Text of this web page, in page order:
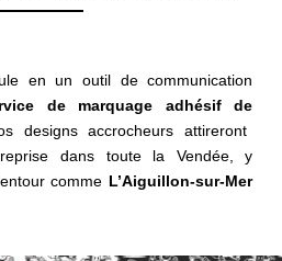
en un outil de communication
demarquage adhésifde
designs accrocheurs attireront
dans toute la Vendée, y
comme L’Aiguillon-sur-Mer